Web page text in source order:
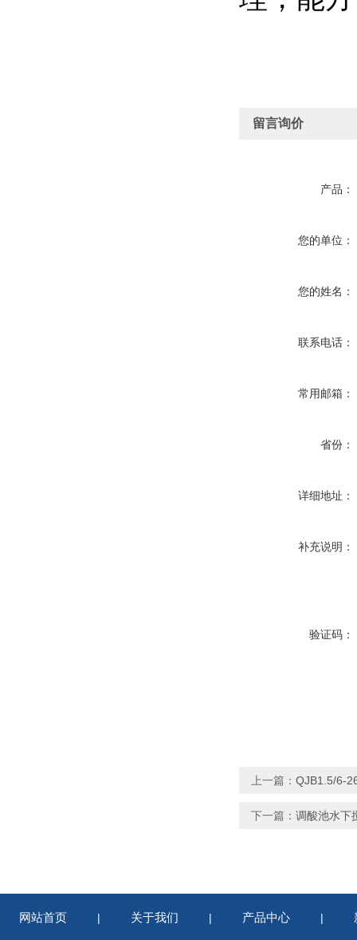
留言询价
产品：
您的单位：
您的姓名：
联系电话：
常用邮箱：
省份：
详细地址：
补充说明：
验证码：
上一篇： QJB1.5/6-
下一篇： 调酸池水下
网站首页 | 关于我们 | 产品中心 |